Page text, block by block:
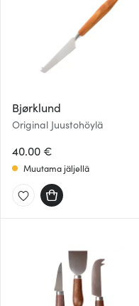
Bjørklund
Original Juustohöylä
40.00 €
Muutama jäljellä